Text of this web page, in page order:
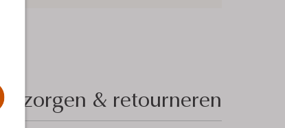
Bezorgen & retourneren